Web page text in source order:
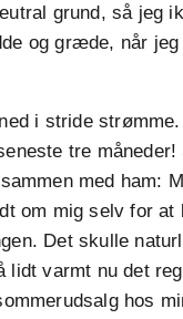
grund, så jeg
og græde, når
i stride
tre
med ham:
om mig selv for at
Det skulle
lidt varmt nu det
hos